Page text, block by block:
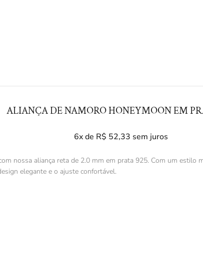
ALIANÇA DE NAMORO HONEYMOON EM
6x de R$ 52,33 sem juros
nossa aliança reta de 2.0 mm em prata 925. Com um estilo
elegante e o ajuste confortável.